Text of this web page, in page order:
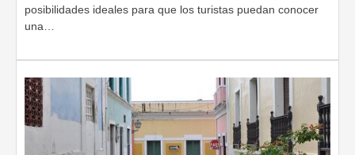
posibilidades ideales para que los turistas puedan conocer
una…